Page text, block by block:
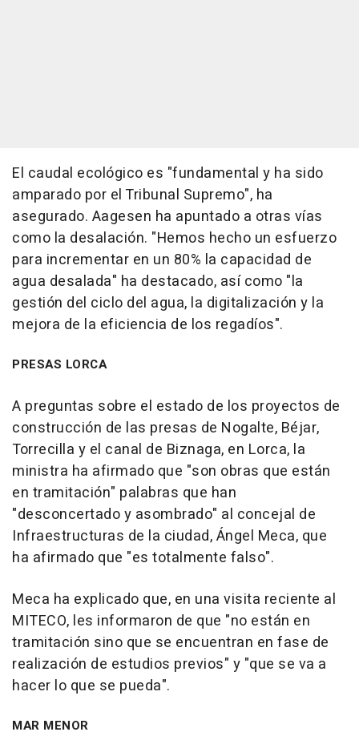
El caudal ecológico es "fundamental y ha sido
amparado por el Tribunal Supremo", ha
asegurado. Aagesen ha apuntado a otras vías
como la desalación. "Hemos hecho un esfuerzo
para incrementar en un 80% la capacidad de
agua desalada" ha destacado, así como "la
gestión del ciclo del agua, la digitalización y la
mejora de la eficiencia de los regadíos".
PRESAS LORCA
A preguntas sobre el estado de los proyectos de
construcción de las presas de Nogalte, Béjar,
Torrecilla y el canal de Biznaga, en Lorca, la
ministra ha afirmado que "son obras que están
en tramitación" palabras que han
"desconcertado y asombrado" al concejal de
Infraestructuras de la ciudad, Ángel Meca, que
ha afirmado que "es totalmente falso".
Meca ha explicado que, en una visita reciente al
MITECO, les informaron de que "no están en
tramitación sino que se encuentran en fase de
realización de estudios previos" y "que se va a
hacer lo que se pueda".
MAR MENOR